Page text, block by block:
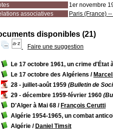
1er novembre
associatives
Paris (France)
disponibles (21)
Faire une suggestion
Le 17 octobre 1961, un crime d'État
Le 17 octobre des Algériens /
28 - juillet-août 1959 (Bulletin de
29 - décembre 1959-février 1960
D'Alger à Mai 68 / François Cerutti
Algérie 1954-1965, un combat
Algérie / Daniel Timsit